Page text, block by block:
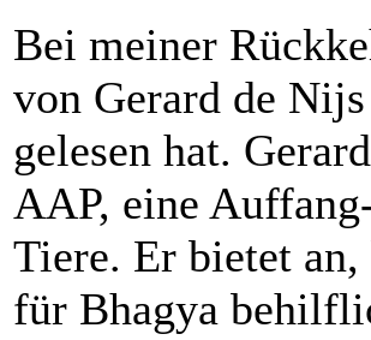
Bei meiner
von Gerard de
gelesen hat.
AAP, eine
Tiere. Er bietet an,
für Bhagya